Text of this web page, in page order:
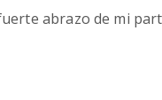
abrazo de mi